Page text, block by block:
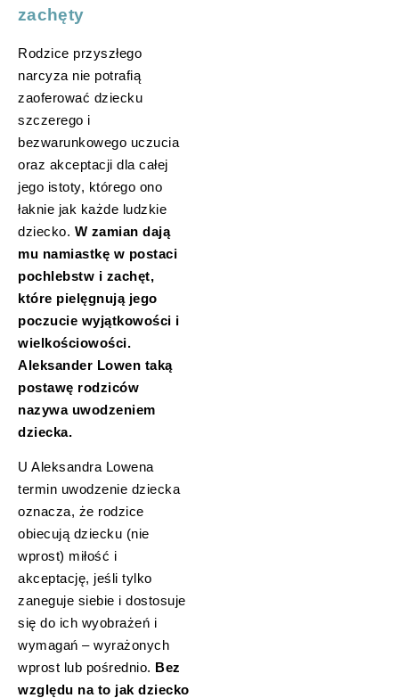
zachęty
Rodzice przyszłego
narcyza nie potrafią
zaoferować dziecku
szczerego i
bezwarunkowego uczucia
oraz akceptacji dla całej
jego istoty, którego ono
łaknie jak każde ludzkie
dziecko. W zamian dają
mu namiastkę w postaci
pochlebstw i zachęt,
które pielęgnują jego
poczucie wyjątkowości i
wielkościowości.
Aleksander Lowen taką
postawę rodziców
nazywa uwodzeniem
dziecka.
U Aleksandra Lowena
termin uwodzenie dziecka
oznacza, że rodzice
obiecują dziecku (nie
wprost) miłość i
akceptację, jeśli tylko
zaneguje siebie i dostosuje
się do ich wyobrażeń i
wymagań – wyrażonych
wprost lub pośrednio. Bez
względu na to jak dziecko